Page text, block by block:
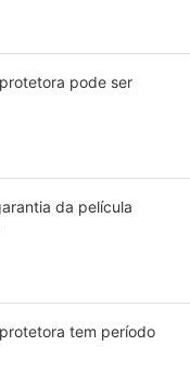
pode ser
da película
tem período